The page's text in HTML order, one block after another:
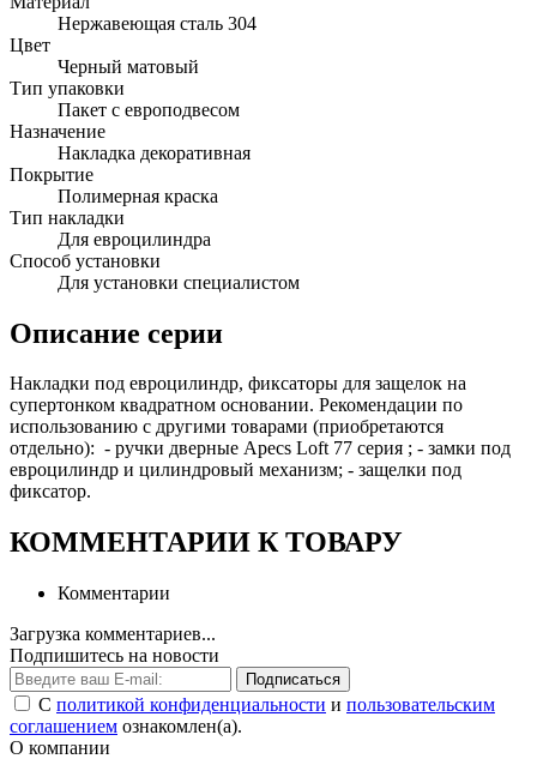
Нержавеющая сталь 304
Цвет
Черный матовый
Тип упаковки
Пакет с европодвесом
Назначение
Накладка декоративная
Покрытие
Полимерная краска
Тип накладки
Для евроцилиндра
Способ установки
Для установки специалистом
Описание серии
Накладки под евроцилиндр, фиксаторы для защелок на
супертонком квадратном основании. Рекомендации по
использованию с другими товарами (приобретаются
отдельно): - ручки дверные Apecs Loft 77 серия ; - замки под
евроцилиндр и цилиндровый механизм; - защелки под
фиксатор.
КОММЕНТАРИИ К ТОВАРУ
Комментарии
Загрузка комментариев...
Подпишитесь на новости
Подписаться
С политикой конфиденциальности и пользовательским
соглашением ознакомлен(а).
О компании